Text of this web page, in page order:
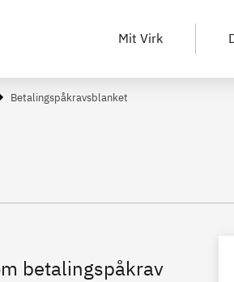
Mit Virk
Betalingspåkravsblanket
betalingspåkrav